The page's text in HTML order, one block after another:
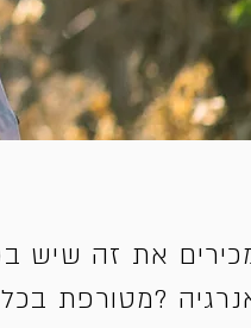
את זה שיש
?מטורפת